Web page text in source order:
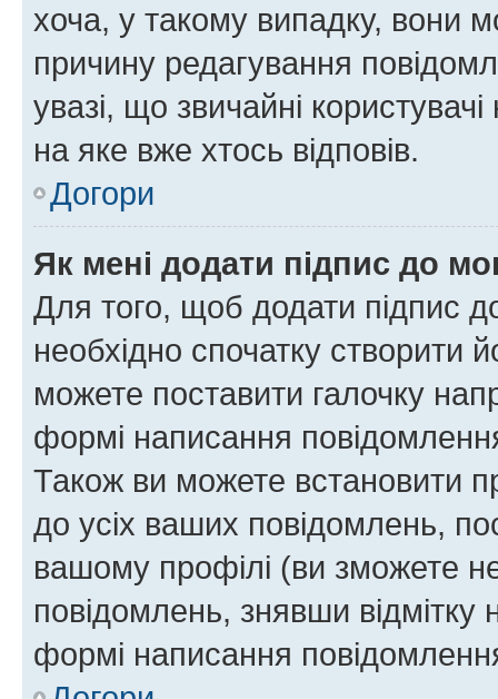
хоча, у такому випадку, вони
причину редагування
увазі, що звичайні
на яке вже хтось відповів.
Догори
Як мені додати підпис до
Для того, щоб додати підпис
необхідно спочатку створити
можете поставити галочку
формі написання
Також ви можете встановити
до усіх ваших повідомлень,
вашому профілі (ви зможете
повідомлень, знявши відмітку
формі написання